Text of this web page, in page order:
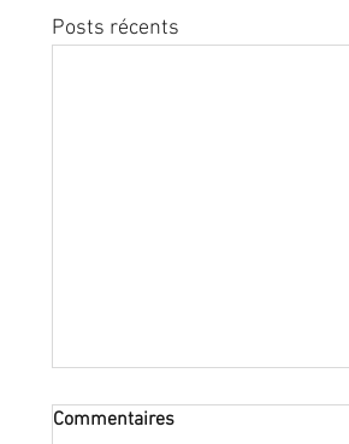
Posts récents
Commentaires